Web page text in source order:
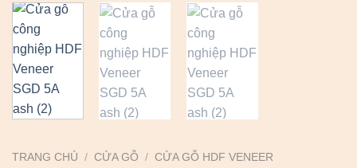
TRANG CHỦ / CỬA GỖ / CỬA GỖ HDF VENEER